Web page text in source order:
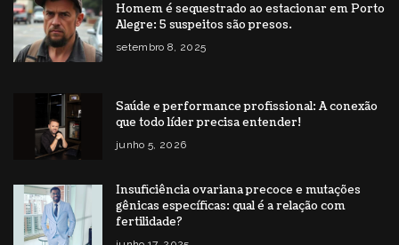
Homem é sequestrado ao estacionar em Porto
Alegre: 5 suspeitos são presos.
setembro 8, 2025
Saúde e performance profissional: A conexão
que todo líder precisa entender!
junho 5, 2026
Insuficiência ovariana precoce e mutações
gênicas específicas: qual é a relação com
fertilidade?